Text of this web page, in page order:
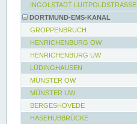
INGOLSTADT LUITPOLDSTRASSE
DORTMUND-EMS-KANAL
GROPPENBRUCH
HENRICHENBURG OW
HENRICHENBURG UW
LÜDINGHAUSEN
MÜNSTER OW
MÜNSTER UW
BERGESHÖVEDE
HASEHUBBRÜCKE